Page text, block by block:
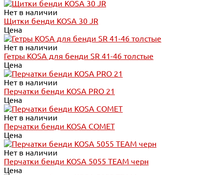
Нет в наличии
Щитки бенди KOSA 30 JR
Цена
Нет в наличии
Гетры KOSA для бенди SR 41-46 толстые
Цена
Нет в наличии
Перчатки бенди KOSA PRO 21
Цена
Нет в наличии
Перчатки бенди KOSA COMET
Цена
Нет в наличии
Перчатки бенди KOSA 5055 TEAM черн
Цена